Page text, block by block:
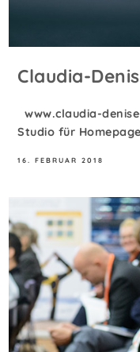
Claudia-
www.claudia-
Studio für
16. FEBRUAR 2018